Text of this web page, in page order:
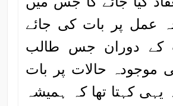
عمل پر بات کی جائے
کے دوران جس طالب
موجودہ حالات پر بات
کہتا تھا کہ ہمیشہ